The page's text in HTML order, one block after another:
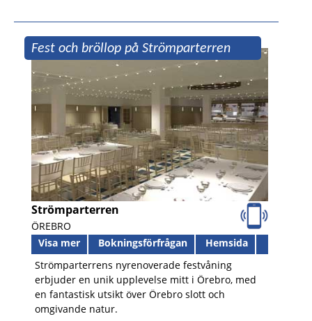
Fest och bröllop på Strömparterren
Strömparterren
ÖREBRO
Visa mer
Bokningsförfrågan
Hemsida
Strömparterrens nyrenoverade festvåning
erbjuder en unik upplevelse mitt i Örebro, med
en fantastisk utsikt över Örebro slott och
omgivande natur.